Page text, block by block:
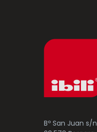
Bº San Juan s/n